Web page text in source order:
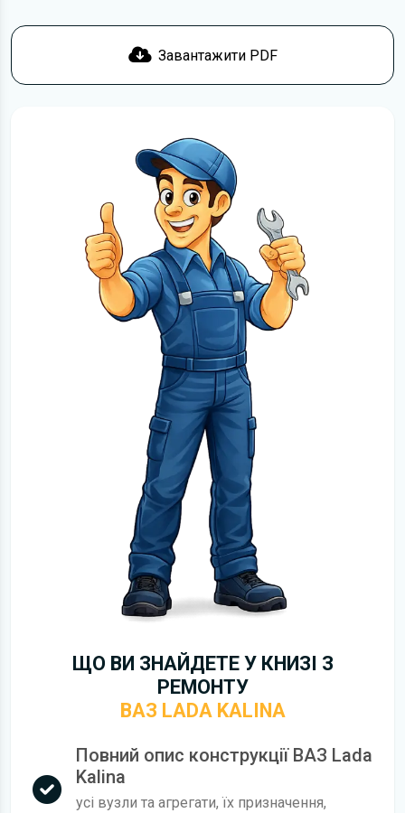
Завантажити PDF
ЩО ВИ ЗНАЙДЕТЕ У КНИЗІ З
РЕМОНТУ
ВАЗ LADA KALINA
Повний опис конструкції ВАЗ Lada
Kalina
усі вузли та агрегати, їх призначення,